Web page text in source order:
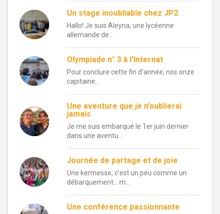
Un stage inoubliable chez JP2
Hallo! Je suis Aleyna, une lycéenne
allemande de...
Olympiade n° 3 à l’Internat
Pour conclure cette fin d’année, nos onze
capitaine...
Une aventure que je n’oublierai
jamais
Je me suis embarqué le 1er juin dernier
dans une aventu...
Journée de partage et de joie
Une kermesse, c’est un peu comme un
débarquement… m...
Une conférence passionnante